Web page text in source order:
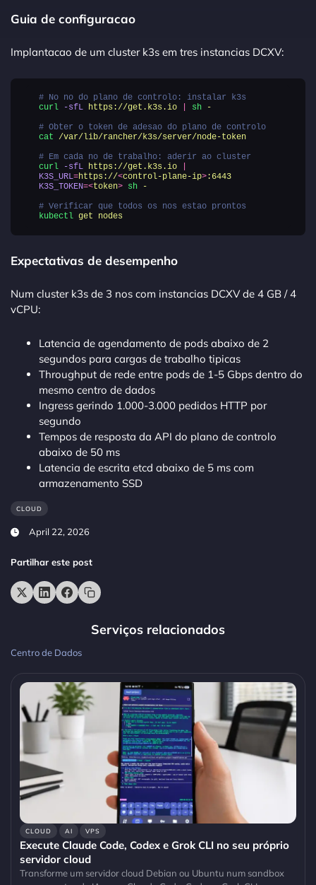
Guia de configuracao
Implantacao de um cluster k3s em tres instancias DCXV:
# No no do plano de controlo: instalar k3s
curl -sfL https://get.k3s.io sh -
# Obter o token de adesao do plano de controlo
cat /var/lib/rancher/k3s/server/node-token
# Em cada no de trabalho: aderir ao cluster
curl -sfL https://get.k3s.io
K3S_URL=https://<control-plane-ip> :6443
K3S_TOKEN=<token> sh -
# Verificar que todos os nos estao prontos
kubectl get nodes
Expectativas de desempenho
Num cluster k3s de 3 nos com instancias DCXV de 4 GB / 4
vCPU:
Latencia de agendamento de pods abaixo de 2
segundos para cargas de trabalho tipicas
Throughput de rede entre pods de 1-5 Gbps dentro do
mesmo centro de dados
Ingress gerindo 1.000-3.000 pedidos HTTP por
segundo
Tempos de resposta da API do plano de controlo
abaixo de 50 ms
Latencia de escrita etcd abaixo de 5 ms com
armazenamento SSD
CLOUD
April 22, 2026
Partilhar este post
Serviços relacionados
Centro de Dados
CLOUD AI VPS
Execute Claude Code, Codex e Grok CLI no seu próprio
servidor cloud
Transforme um servidor cloud Debian ou Ubuntu num sandbox